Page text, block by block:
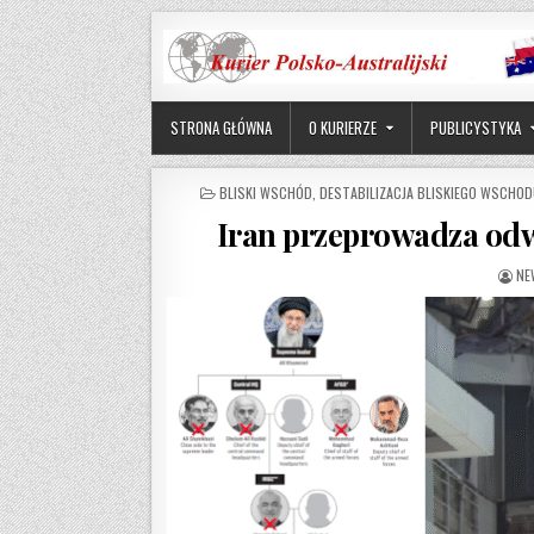
Skip to content
STRONA GŁÓWNA O KURIERZE PUBLICYSTYKA
POSTED IN
BLISKI WSCHÓD DESTABILIZACJA BLISKIEGO
Iran przeprowadza